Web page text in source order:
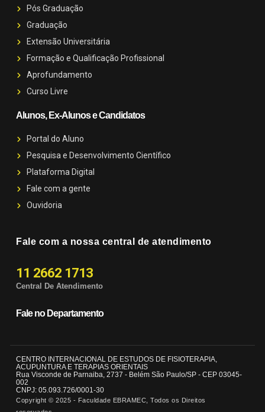
Pós Graduação
Graduação
Extensão Universitária
Formação e Qualificação Profissional
Aprofundamento
Curso Livre
Alunos, Ex-Alunos e Candidatos
Portal do Aluno
Pesquisa e Desenvolvimento Científico
Plataforma Digital
Fale com a gente
Ouvidoria
Fale com a nossa central de atendimento
11 2662 1713
Central De Atendimento
Fale no Departamento
CENTRO INTERNACIONAL DE ESTUDOS DE FISIOTERAPIA,
ACUPUNTURA E TERAPIAS ORIENTAIS
Rua Visconde de Parnaiba, 2737 - Belém São Paulo/SP - CEP 03045-
002
CNPJ: 05.093.726/0001-30
Copyright © 2025 - Faculdade EBRAMEC, Todos os Direitos